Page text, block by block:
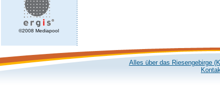
©2008 Mediapool
Alles über das Riesengebirge